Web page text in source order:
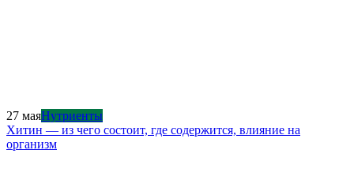
27 маяНутриенты
Хитин — из чего состоит, где содержится, влияние на
организм